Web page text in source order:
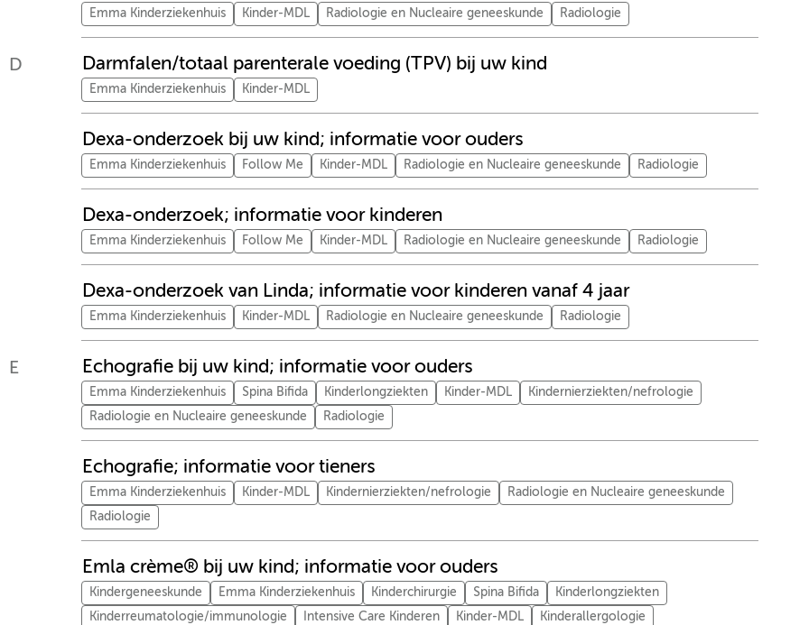
Emma Kinderziekenhuis Kinder-MDL Radiologie en Nucleaire geneeskunde Radiologie
D Darmfalen/totaal parenterale voeding (TPV) bij uw kind
Emma Kinderziekenhuis Kinder-MDL
Dexa-onderzoek bij uw kind; informatie voor ouders
Emma Kinderziekenhuis Follow Me Kinder-MDL Radiologie en Nucleaire geneeskunde Radiologie
Dexa-onderzoek; informatie voor kinderen
Emma Kinderziekenhuis Follow Me Kinder-MDL Radiologie en Nucleaire geneeskunde Radiologie
Dexa-onderzoek van Linda; informatie voor kinderen vanaf 4 jaar
Emma Kinderziekenhuis Kinder-MDL Radiologie en Nucleaire geneeskunde Radiologie
E Echografie bij uw kind; informatie voor ouders
Emma Kinderziekenhuis Spina Bifida Kinderlongziekten Kinder-MDL
Kindernierziekten/nefrologie
Radiologie en Nucleaire geneeskunde
Radiologie
Echografie; informatie voor tieners
Emma Kinderziekenhuis Kinder-MDL Kindernierziekten/nefrologie
Radiologie en Nucleaire geneeskunde
Radiologie
Emla crème® bij uw kind; informatie voor ouders
Kindergeneeskunde Emma Kinderziekenhuis Kinderchirurgie Spina Bifida
Kinderlongziekten
Kinderreumatologie/immunologie
Intensive Care Kinderen Kinder-MDL
Kinderallergologie